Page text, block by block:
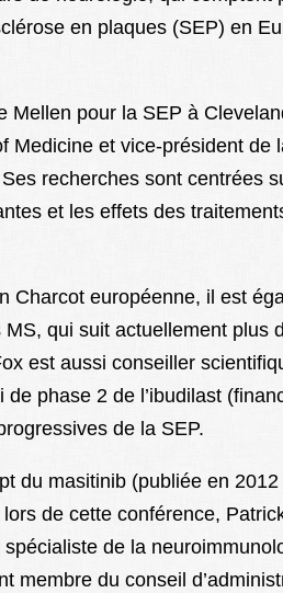
en plaques (SEP) en
Mellen pour la SEP à
Medicine et vice-président de
recherches sont centrées
et les effets des
Charcot européenne, il est
qui suit actuellement plus
est aussi conseiller
phase 2 de l’ibudilast
de la SEP.
du masitinib (publiée en
de cette conférence,
de la
membre du conseil